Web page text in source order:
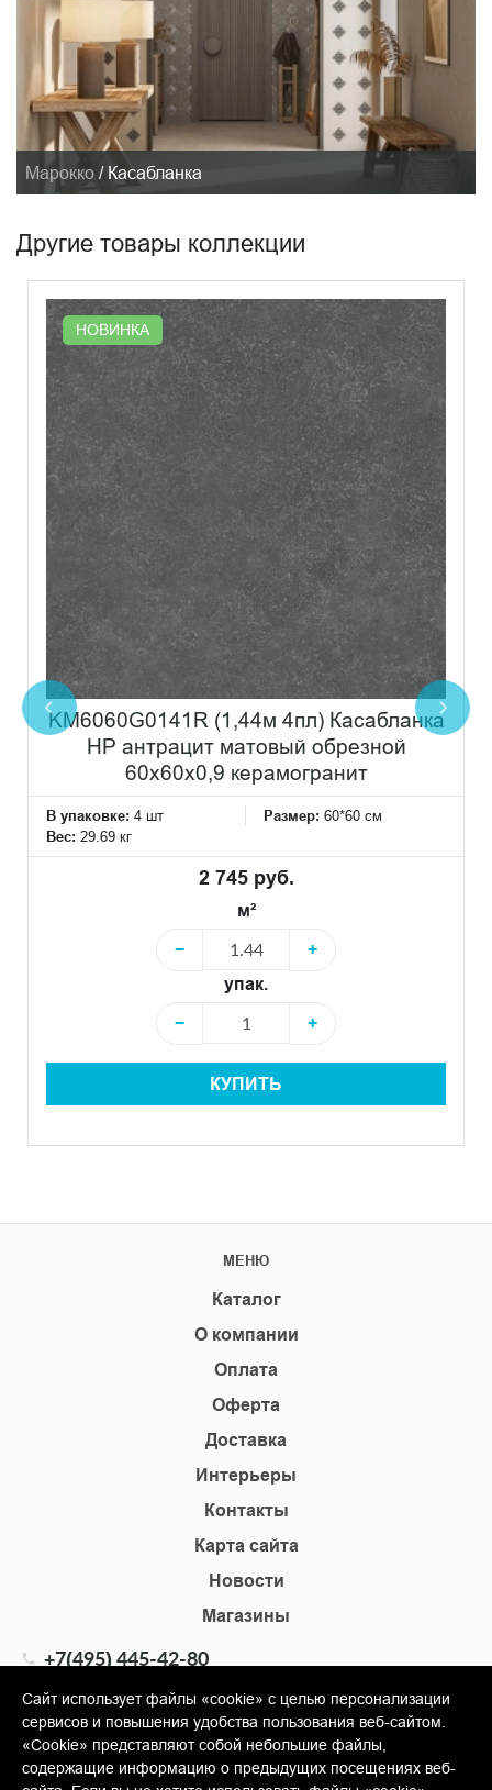
Марокко / Касабланка
Другие товары коллекции
НОВИНКА
KM6060G0141R (1,44м 4пл) Касабланка
HP антрацит матовый обрезной
60x60x0,9 керамогранит
В упаковке: 4 шт Размер: 60*60 см
Вес: 29.69 кг
2 745 руб.
м²
−
+
упак.
−
+
КУПИТЬ
МЕНЮ
Каталог
О компании
Оплата
Оферта
Доставка
Интерьеры
Контакты
Карта сайта
Новости
Магазины
+7(495) 445-42-80
info@shopkm.ru
© Copyright 2013-2026 KERAMA MARAZZI, ООО «Гамма
Сайт использует файлы «cookie» с целью персонализации
сервисов и повышения удобства пользования веб-сайтом.
«Cookie» представляют собой небольшие файлы,
содержащие информацию о предыдущих посещениях веб-